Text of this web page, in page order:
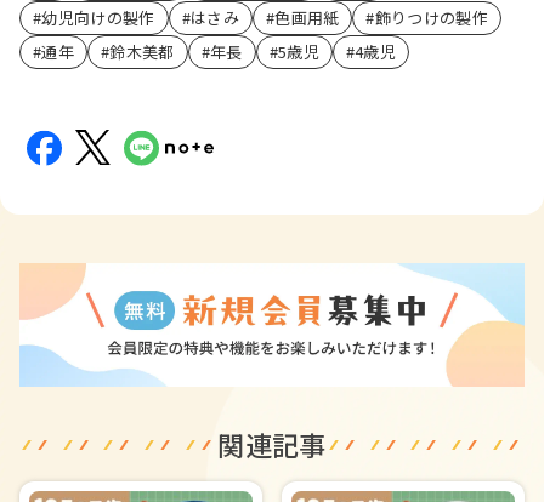
幼児向けの製作
はさみ 色画用紙
飾りつけの製作
通年
鈴木美都 年長 5歳児 4歳児
関連記事